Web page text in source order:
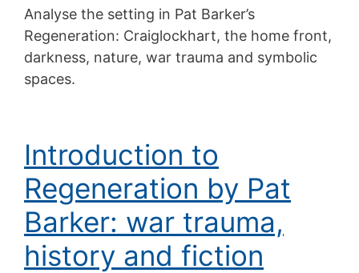
Analyse the setting in Pat Barker’s
Regeneration: Craiglockhart, the home front,
darkness, nature, war trauma and symbolic
spaces.
Introduction to
Regeneration by Pat
Barker: war trauma,
history and fiction